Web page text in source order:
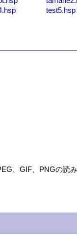
test5.hsp
、GIF、PNGの読